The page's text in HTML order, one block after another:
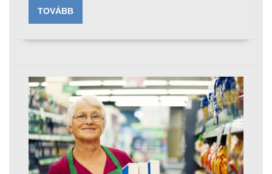
TOVÁBBTOVÁBB